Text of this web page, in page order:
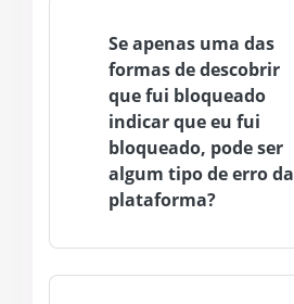
Se apenas uma das
formas de descobrir
que fui bloqueado
indicar que eu fui
bloqueado, pode ser
algum tipo de erro da
plataforma?